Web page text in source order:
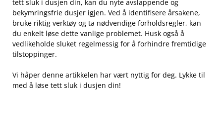
tett sluk i dusjen din, kan du‌ nyte‌ avslappende og
bekymringsfrie​ dusjer igjen. Ved å identifisere årsakene,
bruke riktig‌ verktøy⁣ og ta nødvendige forholdsregler, kan
du enkelt løse dette vanlige problemet. ⁢Husk også å
vedlikeholde sluket ⁤regelmessig for å ‍forhindre fremtidige‍
tilstoppinger.
Vi håper denne artikkelen ⁣har vært‌ nyttig for deg. Lykke til
med å løse tett⁣ sluk i dusjen din!